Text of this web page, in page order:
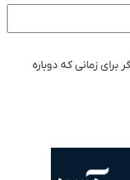
زمانی که دوباره